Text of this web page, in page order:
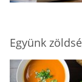
Együnk